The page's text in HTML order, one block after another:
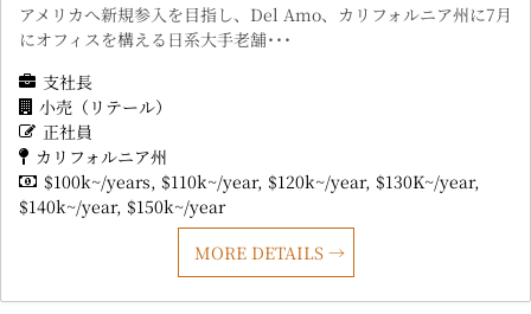
アメリカへ新規参入を目指し、Del Amo、カリフォルニア州に7月
にオフィスを構える日系大手老舗･･･
支社長
小売（リテール）
正社員
カリフォルニア州
$100k~/years $110k~/year $120k~/year $130K~/year
$140k~/year $150k~/year
MORE DETAILS